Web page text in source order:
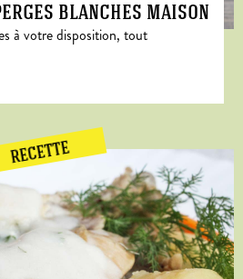
blanches maison
à votre disposition, tout
RECETTE